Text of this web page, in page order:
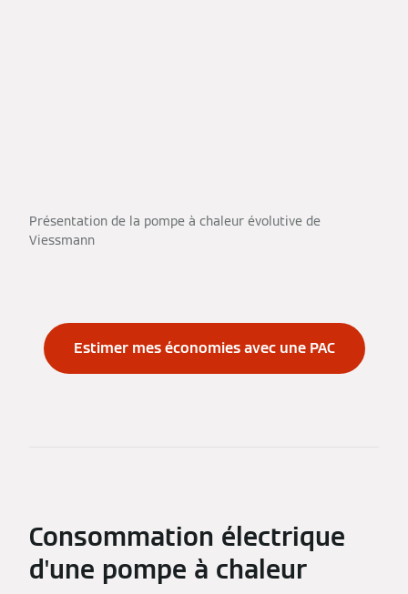
Présentation de la pompe à chaleur évolutive de
Viessmann
Estimer mes économies avec une PAC
Consommation électrique
d'une pompe à chaleur